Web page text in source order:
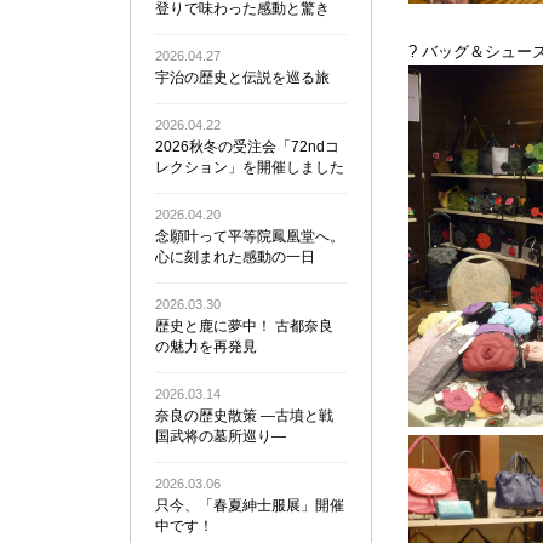
登りで味わった感動と驚き
2026.04.27
宇治の歴史と伝説を巡る旅
2026.04.22
2026秋冬の受注会「72ndコ
レクション」を開催しました
2026.04.20
念願叶って平等院鳳凰堂へ。
心に刻まれた感動の一日
2026.03.30
歴史と鹿に夢中！ 古都奈良
の魅力を再発見
2026.03.14
奈良の歴史散策 ―古墳と戦
国武将の墓所巡り―
2026.03.06
只今、「春夏紳士服展」開催
中です！
? バッグ＆シュー